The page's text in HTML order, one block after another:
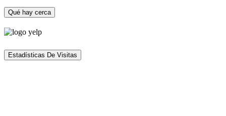
Qué hay cerca
Estadísticas De Visitas